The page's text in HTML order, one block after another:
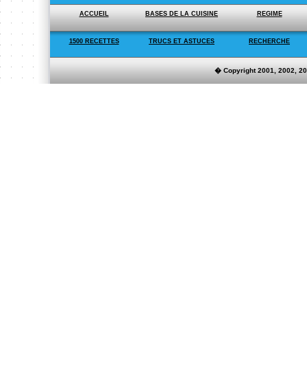
ACCUEIL BASES DE LA CUISINE REGIME
1500 RECETTES TRUCS ET ASTUCES RECHERCHE
� Copyright 2001, 2002,